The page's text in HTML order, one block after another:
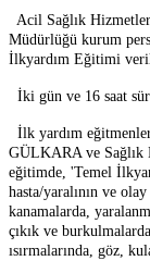
Acil Sağlık
Müdürlüğü kurum
İlkyardım Eğitimi
İki gün ve 16 saat
İlk yardım
GÜLKARA ve Sağlık
eğitimde, 'Temel
hasta/yaralının ve
kanamalarda,
çıkık ve
ısırmalarında, göz,